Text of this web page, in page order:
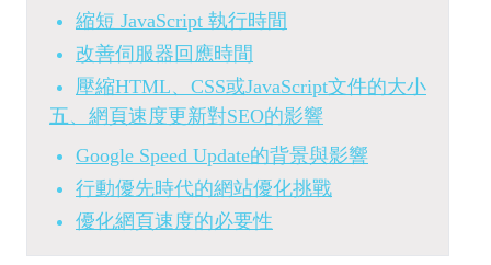
縮短 JavaScript 執行時間
改善伺服器回應時間
壓縮HTML、CSS或JavaScript文件的大小
五、網頁速度更新對SEO的影響
Google Speed Update的背景與影響
行動優先時代的網站優化挑戰
優化網頁速度的必要性